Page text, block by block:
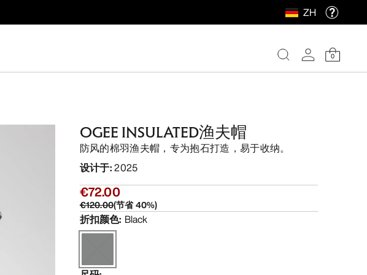
ZH
0
OGEE INSULATED渔夫帽
防风的棉羽渔夫帽，专为抱石打造，易于收纳。
设计于:2025
€72.00
€120.00(节省40%)
折扣颜色: Black